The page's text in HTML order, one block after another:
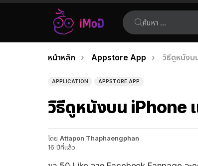
ค้นหา:
เรื่อง
ล่าสุด
คุณอยู่ที่นี่:
หน้าหลัก Appstore App วิธีดูหนังบ
APPLICATION APPSTORE APP
วิธีดูหนังบน iPhone
โดย Attapon Thaphaengphan
16 ปีที่แล้ว